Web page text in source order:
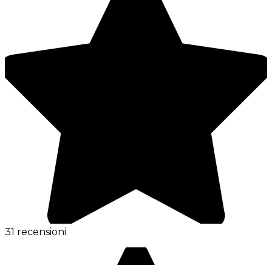
31 recensioni